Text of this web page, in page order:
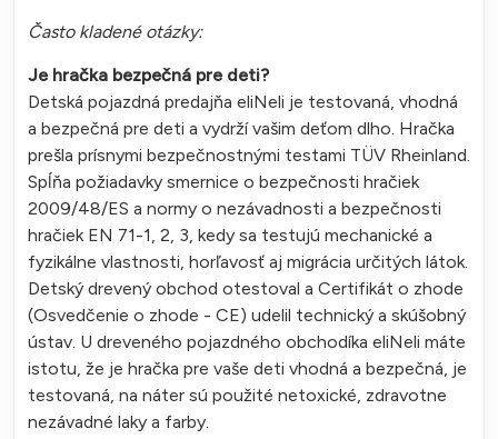
Často kladené otázky:
Je hračka bezpečná pre deti?
Detská pojazdná predajňa eliNeli je testovaná, vhodná
a bezpečná pre deti a vydrží vašim deťom dlho. Hračka
prešla prísnymi bezpečnostnými testami TÜV Rheinland.
Spĺňa požiadavky smernice o bezpečnosti hračiek
2009/48/ES a normy o nezávadnosti a bezpečnosti
hračiek EN 71-1, 2, 3, kedy sa testujú mechanické a
fyzikálne vlastnosti, horľavosť aj migrácia určitých látok.
Detský drevený obchod otestoval a Certifikát o zhode
(Osvedčenie o zhode - CE) udelil technický a skúšobný
ústav. U dreveného pojazdného obchodíka eliNeli máte
istotu, že je hračka pre vaše deti vhodná a bezpečná, je
testovaná, na náter sú použité netoxické, zdravotne
nezávadné laky a farby.